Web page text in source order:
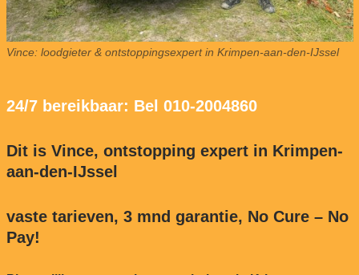
Vince: loodgieter & ontstoppingsexpert in Krimpen-aan-den-IJssel
24/7 bereikbaar: Bel 010-2004860
Dit is Vince, ontstopping expert in Krimpen-
aan-den-IJssel
vaste tarieven, 3 mnd garantie, No Cure – No
Pay!